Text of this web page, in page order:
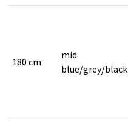
180 cm
mid
blue/grey/black